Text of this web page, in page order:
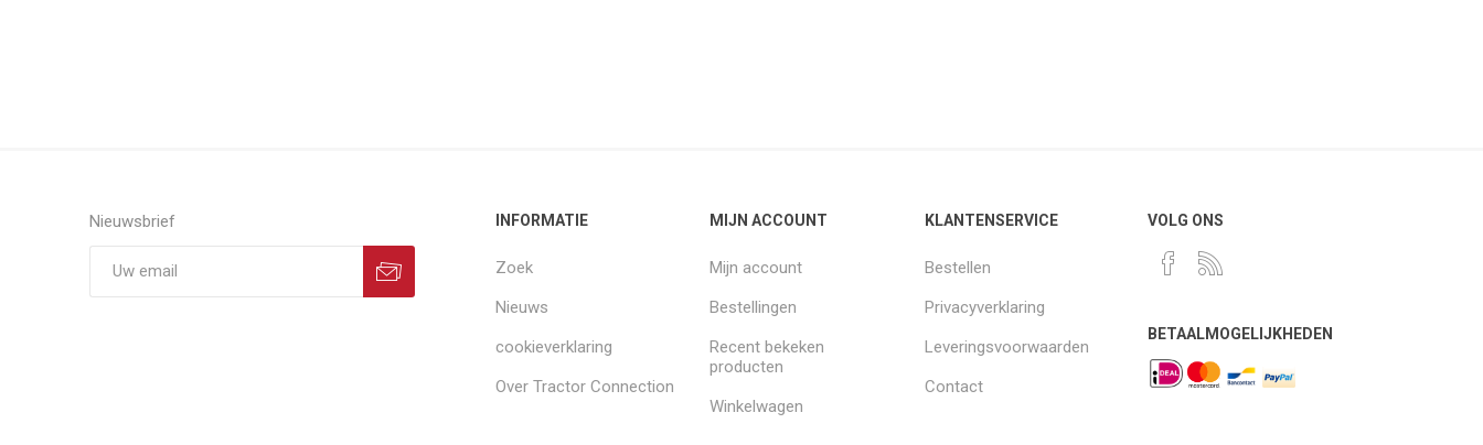
Nieuwsbrief INFORMATIE
Zoek
Nieuws
cookieverklaring
Over Tractor Connection
MIJN ACCOUNT
Mijn account
Bestellingen
Recent bekeken
producten
Winkelwagen
KLANTENSERVICE
Bestellen
Privacyverklaring
Leveringsvoorwaarden
Contact
VOLG ONS
BETAALMOGELIJKHEDEN